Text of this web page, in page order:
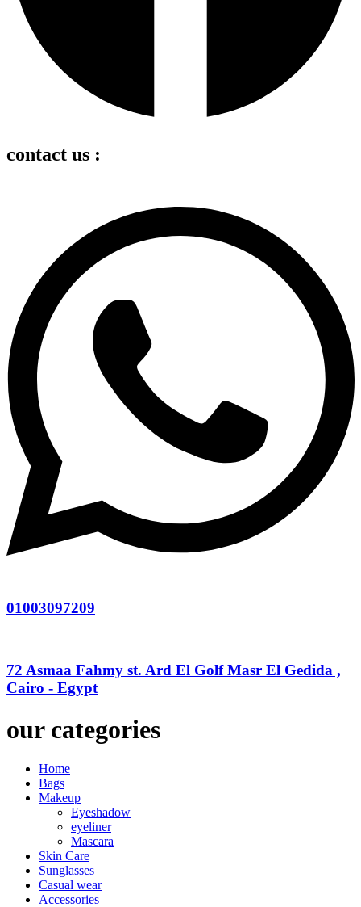
contact us :
01003097209
72 Asmaa Fahmy st. Ard El Golf Masr El Gedida ,
Cairo - Egypt
our categories
Home
Bags
Makeup
Eyeshadow
eyeliner
Mascara
Skin Care
Sunglasses
Casual wear
Accessories